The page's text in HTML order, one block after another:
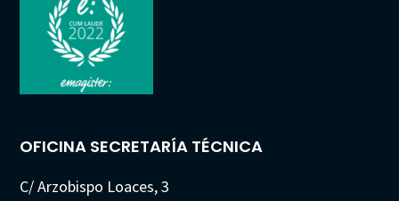
OFICINA SECRETARÍA TÉCNICA
C/ Arzobispo Loaces, 3